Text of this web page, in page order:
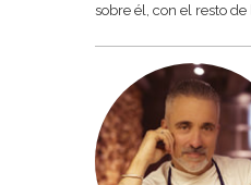
sobre él, con el resto de